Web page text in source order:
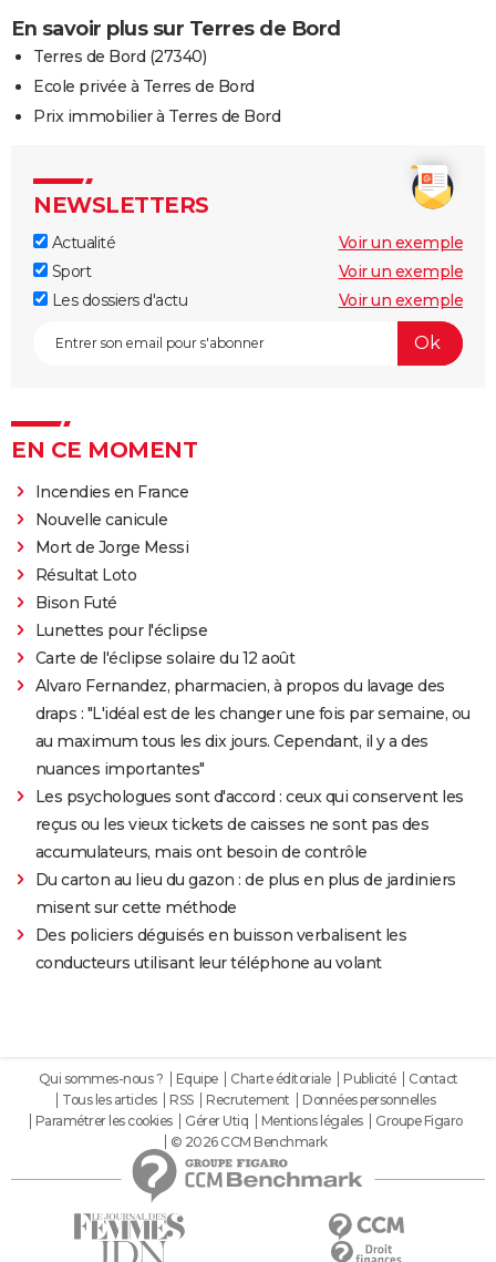
En savoir plus sur Terres de Bord
Terres de Bord (27340)
Ecole privée à Terres de Bord
Prix immobilier à Terres de Bord
NEWSLETTERS
Actualité
Voir un exemple
Sport
Voir un exemple
Les dossiers d'actu
Voir un exemple
EN CE MOMENT
Incendies en France
Nouvelle canicule
Mort de Jorge Messi
Résultat Loto
Bison Futé
Lunettes pour l'éclipse
Carte de l'éclipse solaire du 12 août
Alvaro Fernandez, pharmacien, à propos du lavage des
draps : "L'idéal est de les changer une fois par semaine, ou
au maximum tous les dix jours. Cependant, il y a des
nuances importantes"
Les psychologues sont d'accord : ceux qui conservent les
reçus ou les vieux tickets de caisses ne sont pas des
accumulateurs, mais ont besoin de contrôle
Du carton au lieu du gazon : de plus en plus de jardiniers
misent sur cette méthode
Des policiers déguisés en buisson verbalisent les
conducteurs utilisant leur téléphone au volant
Qui sommes-nous ? Equipe Charte éditoriale Publicité
Contact
Tous les articles
RSS Recrutement
Données personnelles
Paramétrer les cookies
Gérer Utiq Mentions légales
Groupe Figaro
© 2026 CCM Benchmark